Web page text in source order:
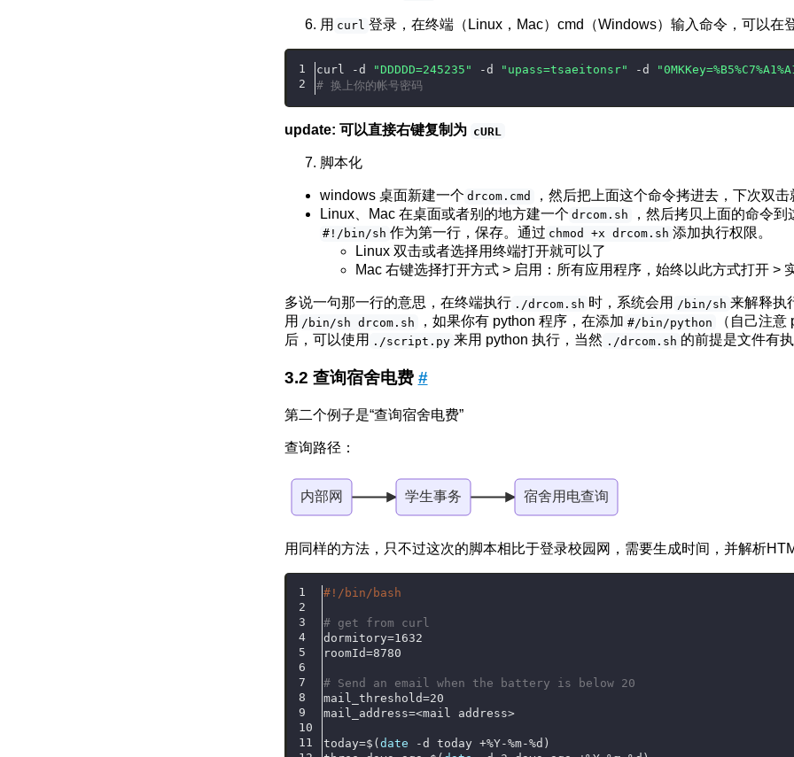
用 curl 登录，在终端（Linux，Mac）cmd（Windows）输入命令，可以在
curl -d "DDDDD=245235" -d "upass=tsaeitonsr" -d
# 换上你的帐号密码
update: 可以直接右键复制为 cURL
脚本化
windows 桌面新建一个 drcom.cmd
，然后把上面这个命令拷进去，下次双
Linux、Mac 在桌面或者别的地方建一个 drcom.sh ，然后拷贝上面的命令
#!/bin/sh 作为第一行，保存。通过 chmod +x drcom.sh 添加执行权限。
Linux 双击或者选择用终端打开就可以了
Mac 右键选择打开方式 > 启用：所有应用程序，始终以此方式打开 >
多说一句那一行的意思，在终端执行 ./drcom.sh 时，系统会用 /bin/sh 来解释执
用 /bin/sh drcom.sh ，如果你有 python 程序，在添加 #/bin/python
（自己注
后，可以使用 ./script.py 来用 python 执行，当然 ./drcom.sh 的前提是文件有
查询宿舍电费 #
第二个例子是“查询宿舍电费”
查询路径：
内部网 学生事务 宿舍用电查询
用同样的方法，只不过这次的脚本相比于登录校园网，需要生成时间，并解析
#!/bin/bash
# get from curl
dormitory=1632
roomId=8780
# Send an email when the battery is below 20
mail_threshold=20
mail_address=<mail address>
today=$(date -d today +%Y-%m-%d)